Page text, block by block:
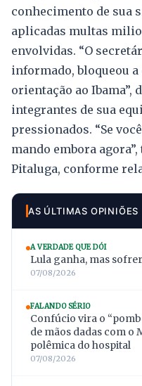
conhecimento de sua
aplicadas multas
envolvidas. “O
informado, bloqueou
orientação ao Ibama”,
integrantes de sua
pressionados. “Se
mando embora
Pitaluga, conforme
AS ÚLTIMAS OPINIÕES
A VERDADE QUE DÓI
Lula ganha, mas
07/08/2026
FALANDO SÉRIO
Confúcio vira o
de mãos dadas com o
polêmica do hospital
07/08/2026